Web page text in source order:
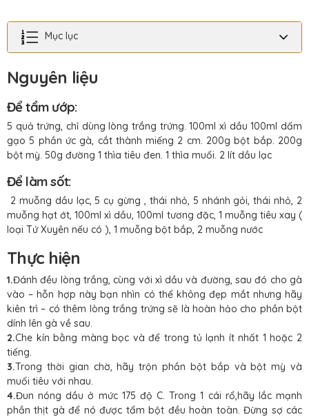
Mục lục
Nguyên liệu
Để tẩm ướp:
5 quả trứng, chỉ dùng lòng trắng trứng. 100ml xì dầu 100ml dấm
gạo 5 phần ức gà, cắt thành miếng 2 cm. 200g bột bắp. 200g
bột mỳ. 50g đường 1 thìa tiêu đen. 1 thìa muối. 2 lít dầu lạc
Để làm sốt:
2 muỗng dầu lạc, 5 cụ gừng , thái nhỏ, 5 nhánh gỏi, thái nhỏ, 2
muỗng hạt ớt, 100ml xì dầu, 100ml tương đặc, 1 muỗng tiêu xay (
loại Tứ Xuyên nếu có ), 1 muỗng bột bắp, 2 muỗng nước
Thực hiện
1.Đánh đều lòng trắng, cùng với xì dầu và đường, sau đó cho gà
vào – hỗn hợp này bạn nhìn có thể không đẹp mắt nhưng hãy
kiên trì – có thêm lòng trắng trứng sẽ là hoàn hảo cho phần bột
dính lên gà về sau.
2.Che kín bằng màng bọc và để trong tủ lạnh ít nhất 1 hoặc 2
tiếng.
3.Trong thời gian chờ, hãy trộn phần bột bắp và bột mỳ và
muối tiêu với nhau.
4.Đun nóng dầu ở mức 175 độ C. Trong 1 cái rổ,hãy lắc mạnh
phần thịt gà để nó được tẩm bột đều hoàn toàn. Đừng sợ các